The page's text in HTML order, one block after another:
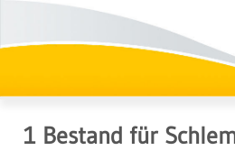
1 Bestand für